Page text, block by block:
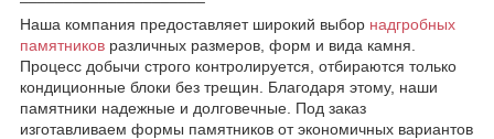
Наша компания предоставляет широкий выбор надгробных
памятников различных размеров, форм и вида камня.
Процесс добычи строго контролируется, отбираются только
кондиционные блоки без трещин. Благодаря этому, наши
памятники надежные и долговечные. Под заказ
изготавливаем формы памятников от экономичных вариантов